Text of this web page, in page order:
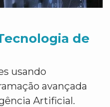
de
usando
avançada
Artificial.